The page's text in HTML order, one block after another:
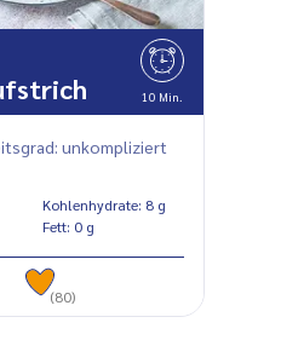
10 Min.
unkompliziert
Kohlenhydrate: 8 g
Fett: 0 g
(80)